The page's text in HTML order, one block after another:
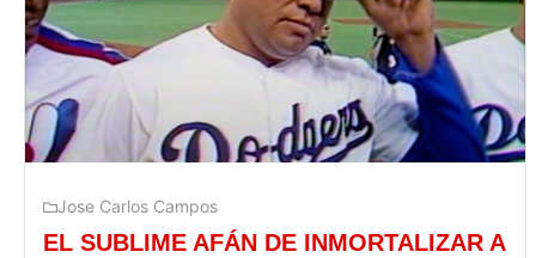
Jose Carlos Campos
EL SUBLIME AFÁN DE INMORTALIZAR A